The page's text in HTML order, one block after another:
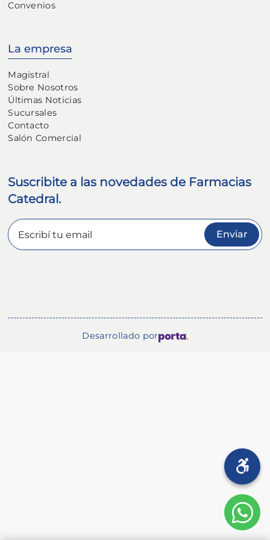
Convenios
La empresa
Magistral
Sobre Nosotros
Últimas Noticias
Sucursales
Contacto
Salón Comercial
Suscribite a las novedades de Farmacias
Catedral.
Enviar
Desarrollado por